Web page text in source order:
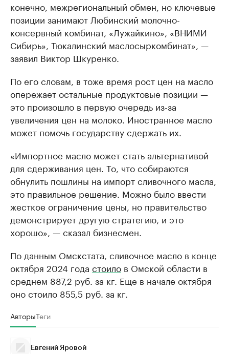
конечно, межрегиональный обмен, но ключевые
позиции занимают Любинский молочно-
консервный комбинат, «Лужайкино», «ВНИМИ
Сибирь», Тюкалинский маслосыркомбинат», —
заявил Виктор Шкуренко.
По его словам, в тоже время рост цен на масло
опережает остальные продуктовые позиции —
это произошло в первую очередь из-за
увеличения цен на молоко. Иностранное масло
может помочь государству сдержать их.
«Импортное масло может стать альтернативой
для сдерживания цен. То, что собираются
обнулить пошлины на импорт сливочного масла,
это правильное решение. Можно было ввести
жесткое ограничение цены, но правительство
демонстрирует другую стратегию, и это
хорошо», — сказал бизнесмен.
По данным Омскстата, сливочное масло в конце
октября 2024 года стоило в Омской области в
среднем 887,2 руб. за кг. Еще в начале октября
оно стоило 855,5 руб. за кг.
АвторыТеги
Евгений Яровой